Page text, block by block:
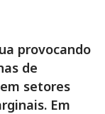
provocando
de
setores
Em